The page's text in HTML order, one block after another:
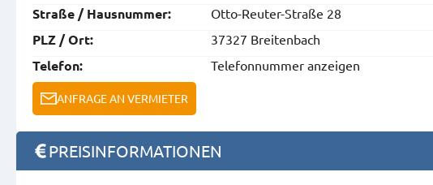
Straße / Hausnummer: Otto-Reuter-Straße 28
PLZ / Ort: 37327 Breitenbach
Telefon: Telefonnummer anzeigen
ANFRAGE AN VERMIETER
PREISINFORMATIONEN